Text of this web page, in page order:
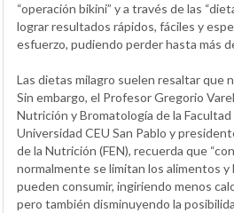
“operación bikini” y a través de las
lograr resultados rápidos, fáciles y
esfuerzo, pudiendo perder hasta más
Las dietas milagro suelen resaltar que
Sin embargo, el Profesor Gregorio
Nutrición y Bromatología de la Facultad
Universidad CEU San Pablo y
de la Nutrición (FEN), recuerda que
normalmente se limitan los alimentos y
pueden consumir, ingiriendo menos
pero también disminuyendo la